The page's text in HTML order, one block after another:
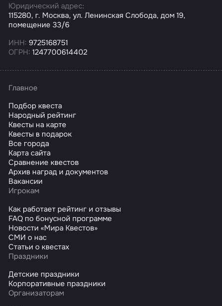
Юридический адрес:
115280, г. Москва, ул. Ленинская Слобода, дом 19,
помещение 33/6
ИНН: 9725168751
ОГРН: 1247700614402
Главное
Подбор квеста
Народный рейтинг
Квесты на карте
Квесты в подарок
Все города
Карта сайта
Сравнение квестов
Архив наград и документов
Вакансии
Игрокам
Как работает рейтинг и отзывы
FAQ по бонусной программе
Новости «Мира Квестов»
СМИ о нас
Статьи о квестах
Праздники
Детские праздники
Корпоративные праздники
Организаторам